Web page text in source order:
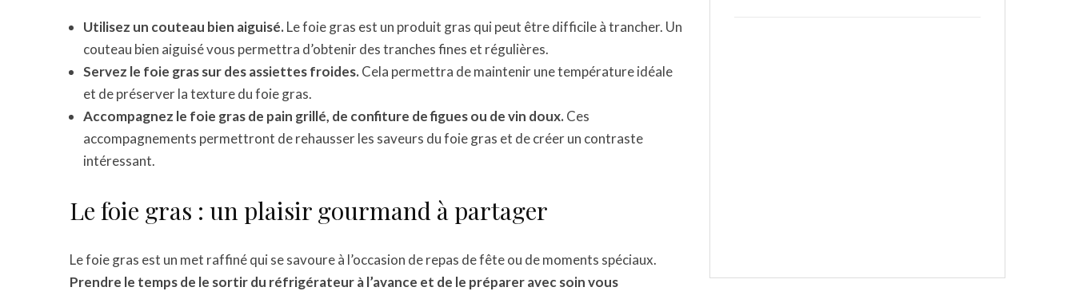
Utilisez un couteau bien aiguisé.Le foie gras est un produit gras qui peut être difficile à trancher. Un
couteau bien aiguisé vous permettra d’obtenir des tranches fines et régulières.
Servez le foie gras sur des assiettes froides.Cela permettra de maintenir une température idéale
et de préserver la texture du foie gras.
Accompagnez le foie gras de pain grillé, de confiture de figues ou de vin doux.Ces
accompagnements permettront de rehausser les saveurs du foie gras et de créer un contraste
intéressant.
Le foie gras : un plaisir gourmand à partager
Le foie gras est un met raffiné qui se savoure à l’occasion de repas de fête ou de moments spéciaux.
Prendre le temps de le sortir du réfrigérateur à l’avance et de le préparer avec soin vous